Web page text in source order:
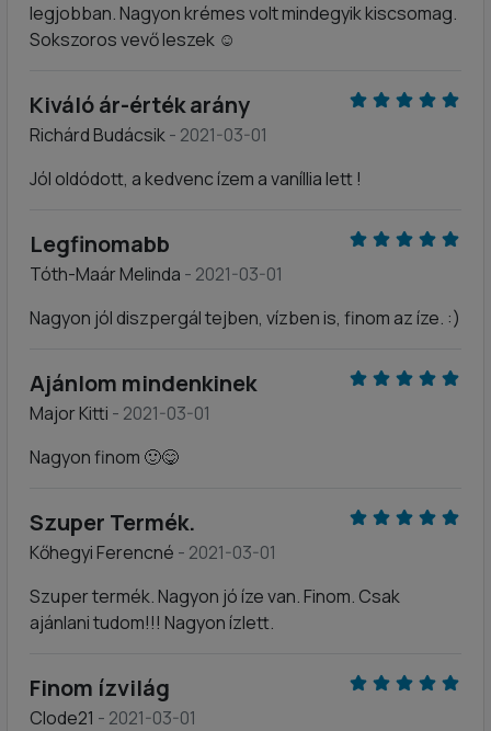
legjobban. Nagyon krémes volt mindegyik kiscsomag.
Sokszoros vevő leszek ☺️
Kiváló ár-érték arány
Richárd Budácsik- 2021-03-01
Jól oldódott, a kedvenc ízem a vaníllia lett !
Legfinomabb
Tóth-Maár Melinda - 2021-03-01
Nagyon jól diszpergál tejben, vízben is, finom az íze. :)
Ajánlom mindenkinek
Major Kitti - 2021-03-01
Nagyon finom 🙂😋
Szuper Termék.
Kőhegyi Ferencné - 2021-03-01
Szuper termék. Nagyon jó íze van. Finom. Csak
ajánlani tudom!!! Nagyon ízlett.
Finom ízvilág
Clode21 - 2021-03-01